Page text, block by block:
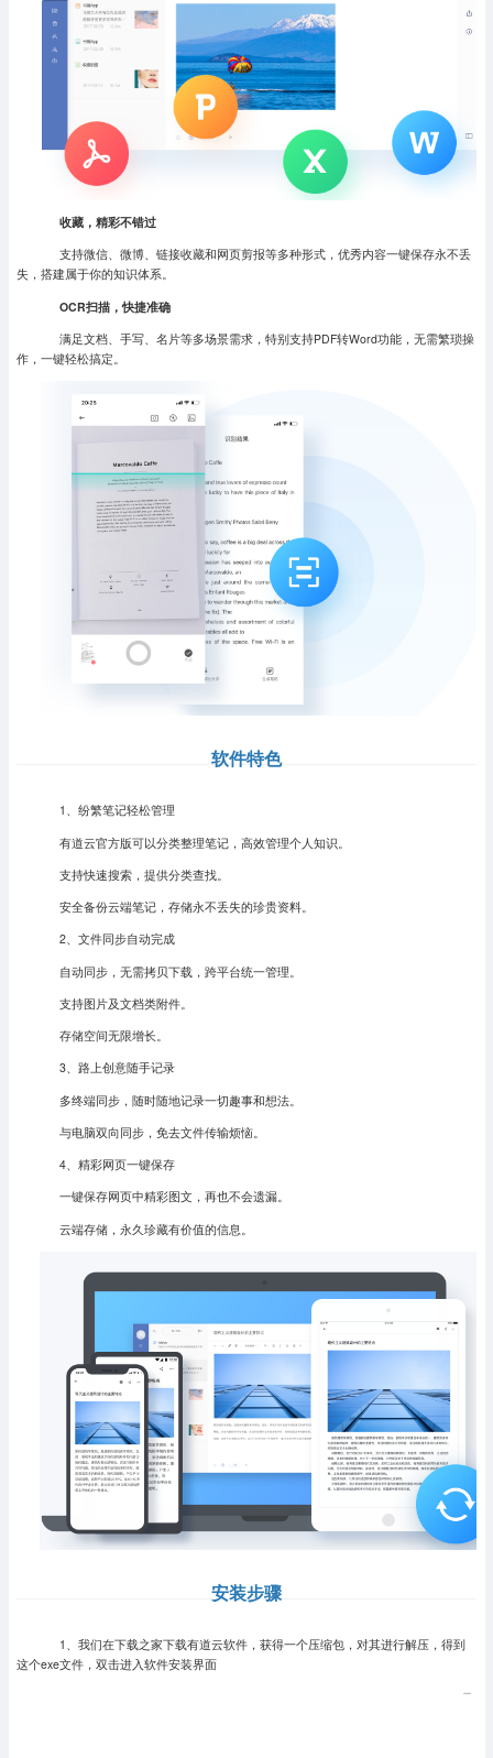
收藏，精彩不错过
支持微信、微博、链接收藏和网页剪报等多种形式，优秀内容一键保存永不丢
失，搭建属于你的知识体系。
OCR扫描，快捷准确
满足文档、手写、名片等多场景需求，特别支持PDF转Word功能，无需繁琐操
作，一键轻松搞定。
软件特色
1、纷繁笔记轻松管理
有道云官方版可以分类整理笔记，高效管理个人知识。
支持快速搜索，提供分类查找。
安全备份云端笔记，存储永不丢失的珍贵资料。
2、文件同步自动完成
自动同步，无需拷贝下载，跨平台统一管理。
支持图片及文档类附件。
存储空间无限增长。
3、路上创意随手记录
多终端同步，随时随地记录一切趣事和想法。
与电脑双向同步，免去文件传输烦恼。
4、精彩网页一键保存
一键保存网页中精彩图文，再也不会遗漏。
云端存储，永久珍藏有价值的信息。
安装步骤
1、我们在下载之家下载有道云软件，获得一个压缩包，对其进行解压，得到
这个exe文件，双击进入软件安装界面